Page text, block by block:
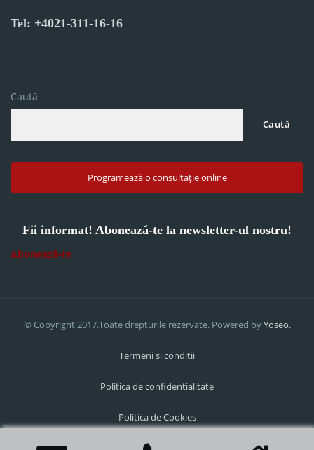
Tel: +4021-311-16-16
Caută
Caută
Programează o consultație online
Fii informat! Abonează-te la newsletter-ul nostru!
Abonează-te
© Copyright 2017.Toate drepturile rezervate. Powered byYoseo.
Termeni si conditii
Politica de confidentialitate
Politica de Cookies